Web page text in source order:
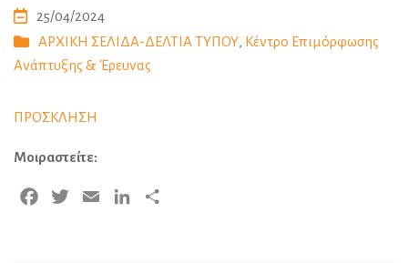
25/04/2024
ΑΡΧΙΚΗ ΣΕΛΙΔΑ-ΔΕΛΤΙΑ ΤΥΠΟΥ, Κέντρο Επιμόρφωσης
Ανάπτυξης & Έρευνας
ΠΡΟΣΚΛΗΣΗ
Μοιραστείτε:
Facebook
Twitter Email LinkedIn